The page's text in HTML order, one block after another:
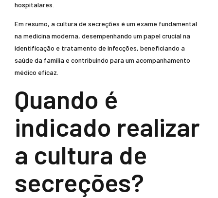
hospitalares.
Em resumo, a cultura de secreções é um exame fundamental
na medicina moderna, desempenhando um papel crucial na
identificação e tratamento de infecções, beneficiando a
saúde da família e contribuindo para um acompanhamento
médico eficaz.
Quando é
indicado realizar
a cultura de
secreções?